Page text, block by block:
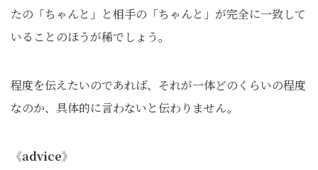
たの「ちゃんと」と相手の「ちゃんと」が完全に一致して
いることのほうが稀でしょう。
程度を伝えたいのであれば、それが一体どのくらいの程度
なのか、具体的に言わないと伝わりません。
《advice》